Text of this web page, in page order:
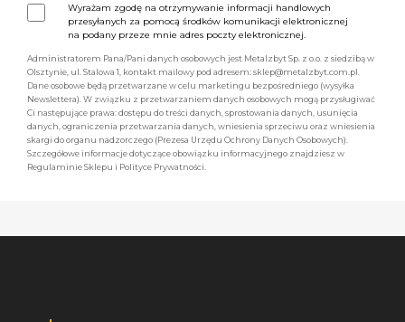
Wyrażam zgodę na otrzymywanie informacji handlowych
przesyłanych za pomocą środków komunikacji elektronicznej
na podany przeze mnie adres poczty elektronicznej.
Administratorem Pana/Pani danych osobowych jest Metalzbyt Sp. z o.o. z siedzibą w
Olsztynie, ul. Stalowa 1, kontakt mailowy pod adresem: sklep@metalzbyt.com.pl.
Dane osobowe będą przetwarzane w celu marketingu bezpośredniego (wysyłka
Newslettera). W związku z przetwarzaniem danych osobowych mogą przysługiwać
Ci następujące prawa: dostępu do treści danych, sprostowania danych, usunięcia
danych, ograniczenia przetwarzania danych, wniesienia sprzeciwu oraz wniesienia
skargi do organu nadzorczego (Prezesa Urzędu Ochrony Danych Osobowych).
Szczegółowe informacje dotyczące obowiązku informacyjnego znajdziesz w
Regulaminie Sklepu i Polityce Prywatności.